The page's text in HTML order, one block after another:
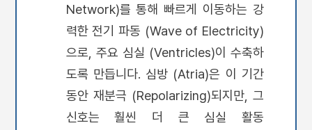
Network)를 통해 빠르게 이동하는 강
력한 전기 파동 (Wave of Electricity)
으로, 주요 심실 (Ventricles)이 수축하
도록 만듭니다. 심방 (Atria)은 이 기간
동안 재분극 (Repolarizing)되지만, 그
신호는 훨씬 더 큰 심실 활동